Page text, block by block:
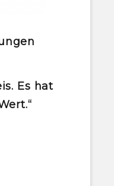
Es hat